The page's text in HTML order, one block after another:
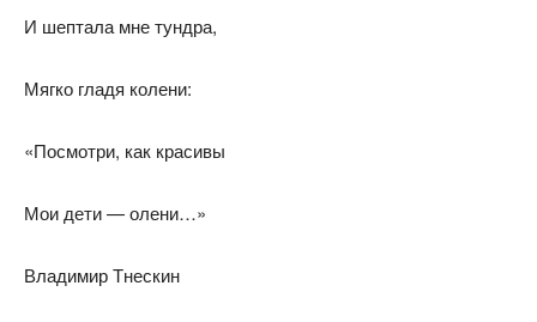
И шептала мне тундра,
Мягко гладя колени:
«Посмотри, как красивы
Мои дети — олени…»
Владимир Тнескин